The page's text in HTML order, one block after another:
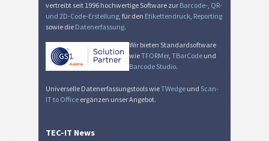
vertreibt seit 1996 hochwertige Software zur Barcode-, QR-
und 2D-Code-Erstellung, für den Etikettendruck, Reporting
sowie die Datenerfassung.
Wir bieten Standardsoftware
wieTFORMer,TBarCode und
Barcode Studio.
Universelle Datenerfassungstools wieTWedge und Scan-
IT to Office ergänzen unser Angebot.
TEC-IT News